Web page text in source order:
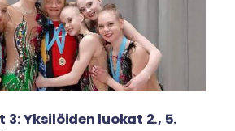
3: Yksilöiden luokat 2., 5.